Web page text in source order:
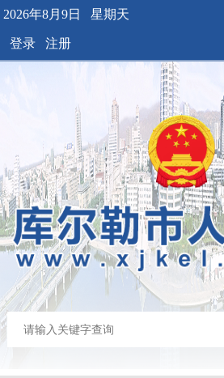
2026年8月9日 星期天
登录 注册